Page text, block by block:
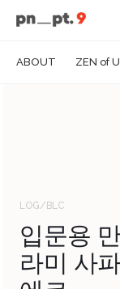
ABOUT ZEN of
LOG/BLC
입문용
라미 사